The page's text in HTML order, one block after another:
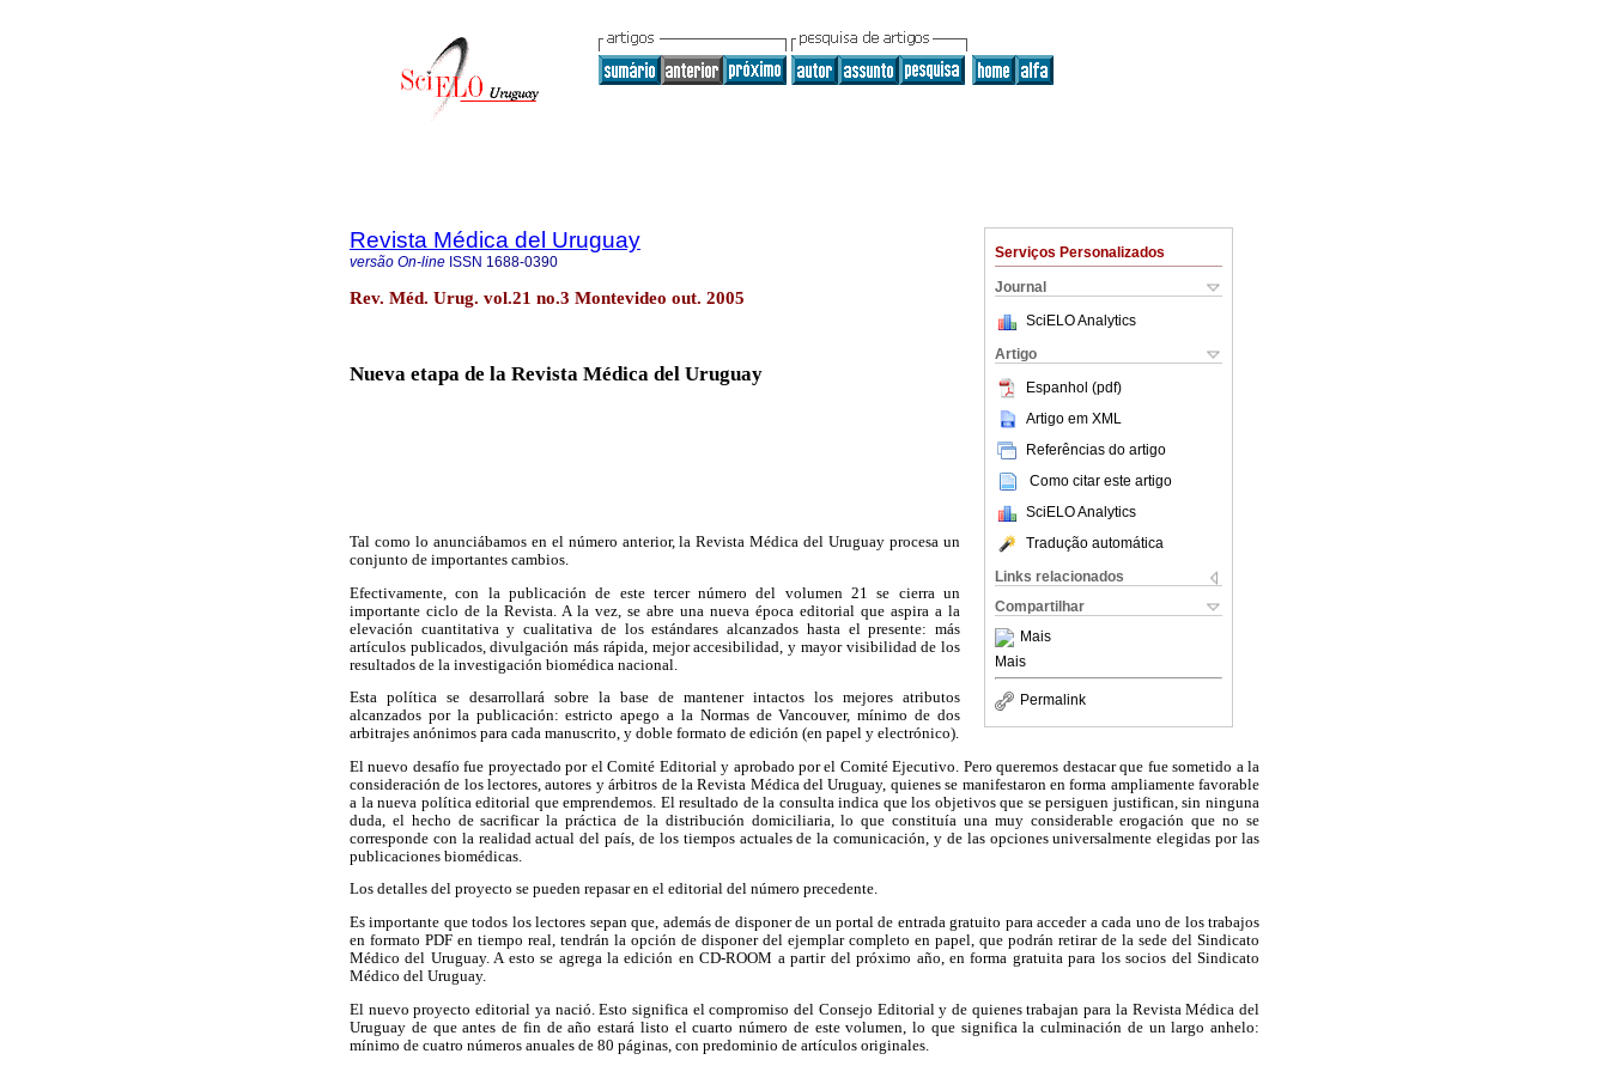
Serviços Personalizados
Journal
SciELO Analytics
Artigo
Espanhol (pdf)
Artigo em XML
Referências do artigo
Como citar este artigo
SciELO Analytics
Tradução automática
Links relacionados
Compartilhar
Mais
Mais
Permalink
Revista Médica del Uruguay
versão On-line ISSN 1688-0390
Rev. Méd. Urug. vol.21 no.3 Montevideo out. 2005
Nueva etapa de la Revista Médica del Uruguay
Tal como lo anunciábamos en el número anterior, la Revista Médica del Uruguay procesa un
conjunto de importantes cambios.
Efectivamente, con la publicación de este tercer número del volumen 21 se cierra un
importante ciclo de la Revista. A la vez, se abre una nueva época editorial que aspira a la
elevación cuantitativa y cualitativa de los estándares alcanzados hasta el presente: más
artículos publicados, divulgación más rápida, mejor accesibilidad, y mayor visibilidad de los
resultados de la investigación biomédica nacional.
Esta política se desarrollará sobre la base de mantener intactos los mejores atributos
alcanzados por la publicación: estricto apego a la Normas de Vancouver, mínimo de dos
arbitrajes anónimos para cada manuscrito, y doble formato de edición (en papel y electrónico).
El nuevo desafío fue proyectado por el Comité Editorial y aprobado por el Comité Ejecutivo. Pero queremos destacar que fue sometido a la
consideración de los lectores, autores y árbitros de la Revista Médica del Uruguay, quienes se manifestaron en forma ampliamente favorable
a la nueva política editorial que emprendemos. El resultado de la consulta indica que los objetivos que se persiguen justifican, sin ninguna
duda, el hecho de sacrificar la práctica de la distribución domiciliaria, lo que constituía una muy considerable erogación que no se
corresponde con la realidad actual del país, de los tiempos actuales de la comunicación, y de las opciones universalmente elegidas por las
publicaciones biomédicas.
Los detalles del proyecto se pueden repasar en el editorial del número precedente.
Es importante que todos los lectores sepan que, además de disponer de un portal de entrada gratuito para acceder a cada uno de los trabajos
en formato PDF en tiempo real, tendrán la opción de disponer del ejemplar completo en papel, que podrán retirar de la sede del Sindicato
Médico del Uruguay. A esto se agrega la edición en CD-ROOM a partir del próximo año, en forma gratuita para los socios del Sindicato
Médico del Uruguay.
El nuevo proyecto editorial ya nació. Esto significa el compromiso del Consejo Editorial y de quienes trabajan para la Revista Médica del
Uruguay de que antes de fin de año estará listo el cuarto número de este volumen, lo que significa la culminación de un largo anhelo:
mínimo de cuatro números anuales de 80 páginas, con predominio de artículos originales.